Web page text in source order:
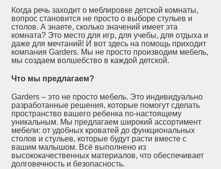
Когда речь заходит о меблировке детской комнаты,
вопрос становится не просто о выборе стульев и
столов. А знаете, сколько значений имеет эта
комната? Это место для игр, для учебы, для отдыха и
даже для мечтаний! И вот здесь на помощь приходит
компания Garders. Мы не просто производим мебель,
мы создаем волшебство в каждой детской.
Что мы предлагаем?
Garders – это не просто мебель. Это индивидуально
разработанные решения, которые помогут сделать
пространство вашего ребенка по-настоящему
уникальным. Мы предлагаем широкий ассортимент
мебели: от удобных кроватей до функциональных
столов и стульев, которые будут расти вместе с
вашим малышом. Всё выполнено из
высококачественных материалов, что обеспечивает
долговечность и безопасность.